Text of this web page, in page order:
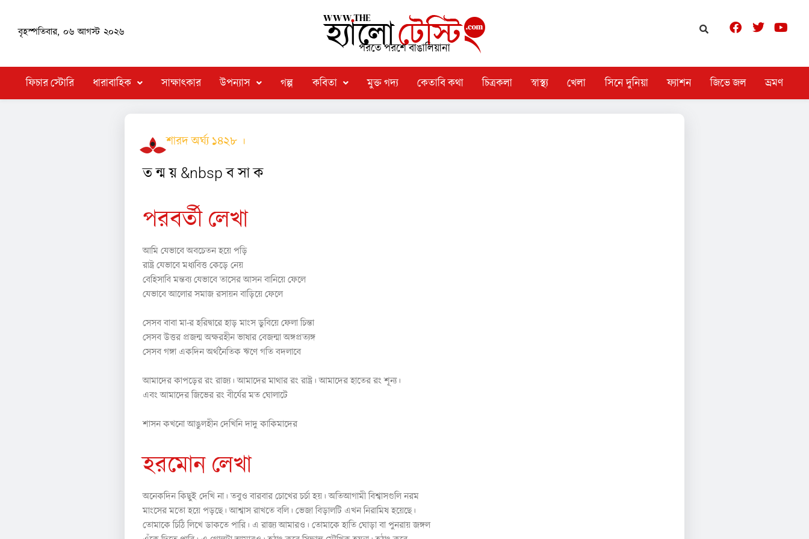
বৃহস্পতিবার, ০৬ আগস্ট ২০২৬
পরতে পরশে বাঙালিয়ানা
ফিচার স্টোরি ধারাবাহিক সাক্ষাৎকার উপন্যাস গল্প কবিতা মুক্ত গদ্য কেতাবি কথা চিত্রকলা স্বাস্থ্য খেলা সিনে দুনিয়া ফ্যাশন জিভে জল ভ্রমণ
শারদ অর্ঘ্য ১৪২৮ ।
ত ন্ম য় &nbsp ব সা ক
পরবর্তী লেখা
আমি যেভাবে অবচেতন হয়ে পড়ি
রাষ্ট্র যেভাবে মধ্যবিত্ত কেড়ে নেয়
বেহিসাবি মন্তব্য যেভাবে তাসের আসন বানিয়ে ফেলে
যেভাবে আলোর সমাজ রসায়ন বাড়িয়ে ফেলে
সেসব বাবা মা-র হরিদ্বারে হাড় মাংস ডুবিয়ে ফেলা চিন্তা
সেসব উত্তর প্রজন্ম অক্ষরহীন ভাষার বেজন্মা অঙ্গপ্রত্যঙ্গ
সেসব গঙ্গা একদিন অর্থনৈতিক ঋণে গতি বদলাবে
আমাদের কাপড়ের রং রাজ্য। আমাদের মাথার রং রাষ্ট্র। আমাদের হাতের রং শূন্য।
এবং আমাদের জিভের রং বীর্যের মত ঘোলাটে
শাসন কখনো আঙুলহীন দেখিনি দাদু কাকিমাদের
হরমোন লেখা
অনেকদিন কিছুই দেখি না। তবুও বারবার চোখের চর্চা হয়। অতিআগামী বিশ্বাসগুলি নরম
মাংসের মতো হয়ে পড়ছে। আশ্বাস রাখতে বলি। ভেজা বিড়ালটি এখন নিরামিষ হয়েছে।
তোমাকে চিঠি লিখে ডাকতে পারি। এ রাজ্য আমারও। তোমাকে হাতি ঘোড়া বা পুনরায় জঙ্গল